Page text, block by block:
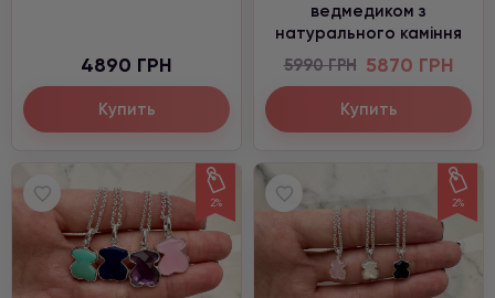
4890 ГРН
Купить
ведмедиком з
натурального каміння
5990 ГРН 5870 ГРН
Купить
2% 2%